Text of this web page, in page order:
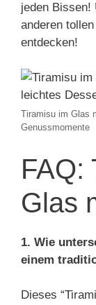
jeden Bissen!
anderen
entdecken!
Tiramisu im Glas
Genussmomente
FAQ:
Glas
1. Wie
einem
Dieses